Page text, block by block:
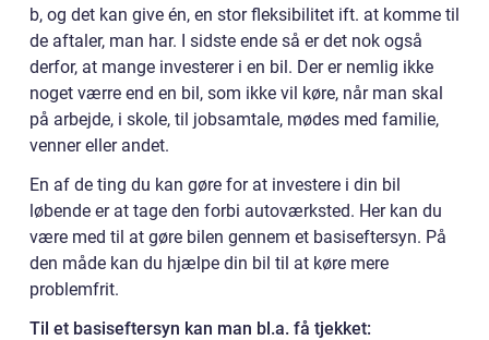
b, og det kan give én, en stor fleksibilitet ift. at komme til
de aftaler, man har. I sidste ende så er det nok også
derfor, at mange investerer i en bil. Der er nemlig ikke
noget værre end en bil, som ikke vil køre, når man skal
på arbejde, i skole, til jobsamtale, mødes med familie,
venner eller andet.
En af de ting du kan gøre for at investere i din bil
løbende er at tage den forbi autoværksted. Her kan du
være med til at gøre bilen gennem et basiseftersyn. På
den måde kan du hjælpe din bil til at køre mere
problemfrit.
Til et basiseftersyn kan man bl.a. få tjekket: